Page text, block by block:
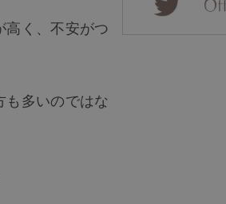
高く、不安がつ
多いのではな